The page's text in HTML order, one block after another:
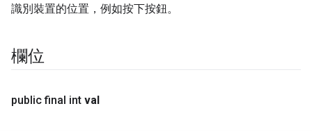
識別裝置的位置，例如按下按鈕。
欄位
public final int val